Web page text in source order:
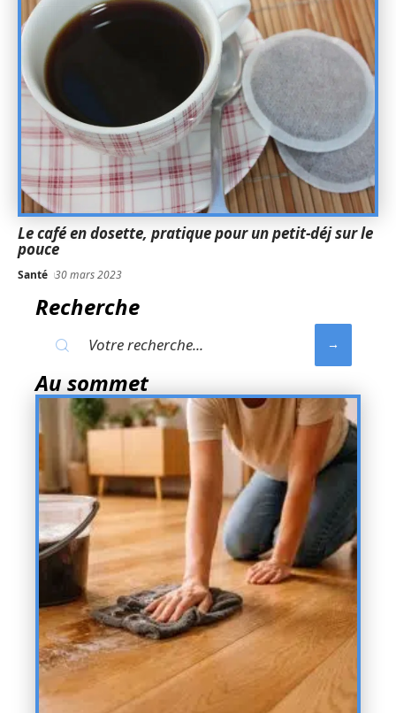
Le café en dosette, pratique pour un petit-déj sur le
pouce
Santé 30 mars 2023
Recherche
Au sommet